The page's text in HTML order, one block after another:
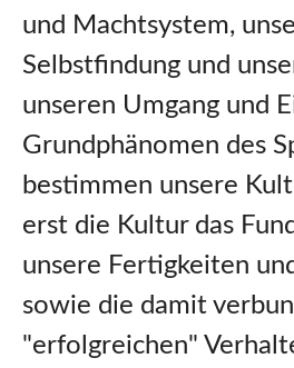
und Machtsystem,
Selbstfindung und
unseren Umgang und
Grundphänomen des
bestimmen unsere
erst die Kultur das
unsere Fertigkeiten
sowie die damit
"erfolgreichen"